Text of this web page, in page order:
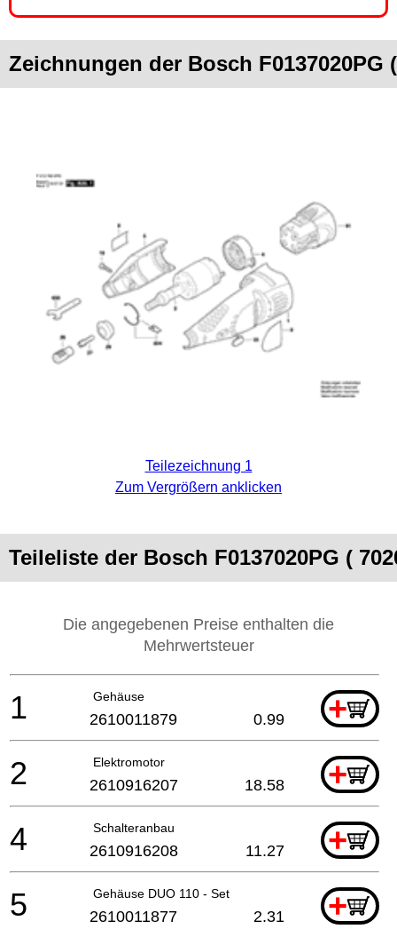
Zeichnungen der Bosch F0137020PG
Teilezeichnung 1
Zum Vergrößern anklicken
Teileliste der Bosch F0137020PG (
Die angegebenen Preise enthalten die
Mehrwertsteuer
Gehäuse +
1 2610011879 0.99
Elektromotor +
2 2610916207 18.58
Schalteranbau +
4 2610916208 11.27
Gehäuse DUO 110 - Set +
5 2610011877 2.31